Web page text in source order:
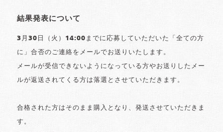
結果発表について
3月30日（火）14:00までに応募していただいた「全ての方
に」合否のご連絡をメールでお送りいたします。
メールが受信できないようになっている方やお送りしたメー
ルが返送されてくる方は落選とさせていただきます。
合格された方はそのまま購入となり、発送させていただきま
す。